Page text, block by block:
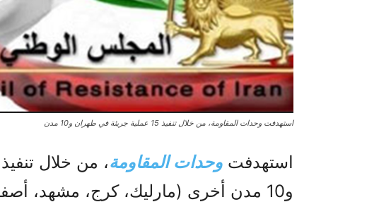
استهدفت وحدات المقاومة، من خلال تنفيذ 15 عملية جريئة في طهران و10 مدن
استهدفت وحدات المقاومة
و10 مدن أخرى (مارليك، كرج، مشهد،